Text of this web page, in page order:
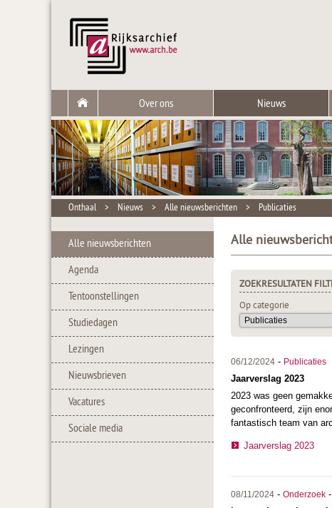
Over ons Nieuws
Onthaal > Nieuws > Alle nieuwsberichten > Publicaties
Alle nieuwsberichten
Agenda
Tentoonstellingen
Studiedagen
Lezingen
Nieuwsbrieven
Vacatures
Sociale media
Alle
ZOEKRESULTATEN
Op categorie
06/12/2024 - Publicaties
Jaarverslag 2023
2023 was geen
geconfronteerd, zijn
fantastisch team van
Jaarverslag 2023
08/11/2024 - Onderzoek -